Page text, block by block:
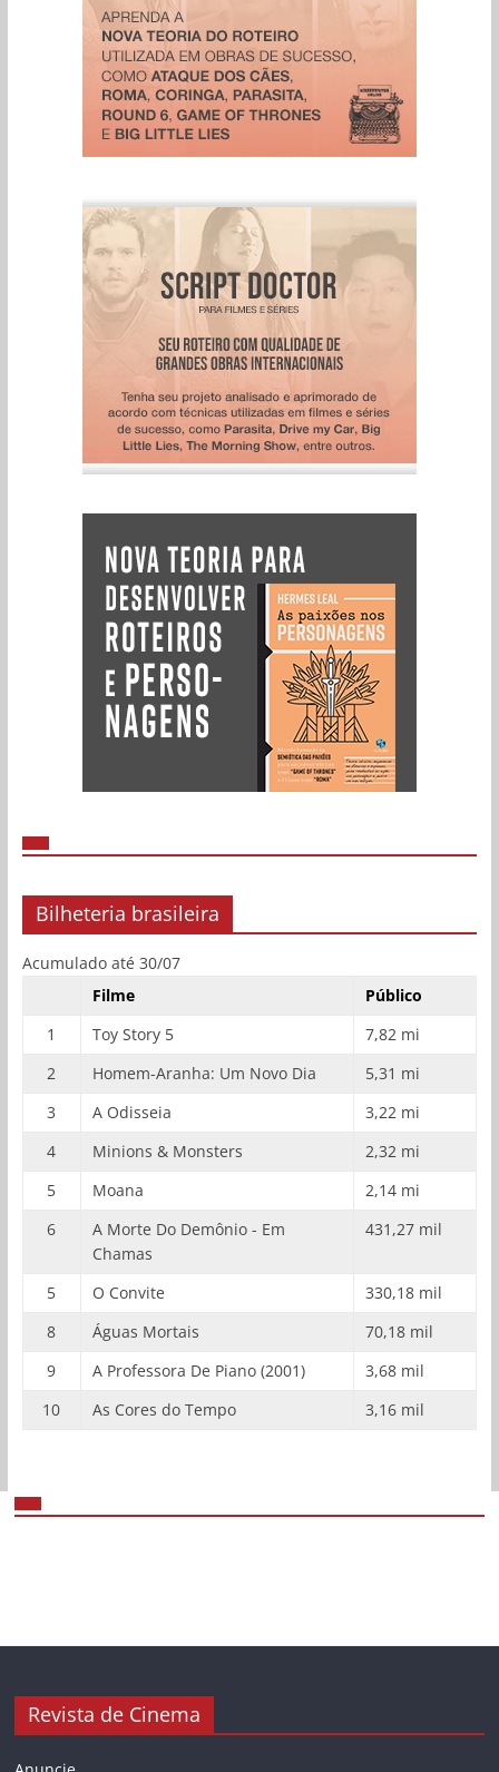
Bilheteria brasileira
Acumulado até 30/07
Filme
Público
1
Toy Story 5
7,82 mi
2
Homem-Aranha: Um Novo Dia
5,31 mi
3
A Odisseia
3,22 mi
4
Minions & Monsters
2,32 mi
5
Moana
2,14 mi
6
A Morte Do Demônio - Em
Chamas
431,27 mil
5 O Convite
330,18 mil
8
Águas Mortais
70,18 mil
9
A Professora De Piano (2001)
3,68 mil
10
As Cores do Tempo 3,16 mil
Revista de Cinema